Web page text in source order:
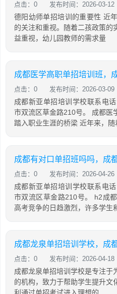
点击：0 发布时间：2026-03-12
德阳幼师单招培训的重要性 近
的关注和重视。随着二孩政策的
益重视，幼儿园教师的需求量
成都医学高职单招培训班，
点击：0 发布时间：2026-03-09
成都新亚单招培训学校联系电
市双流区草金路210号。 成都医
踏入职业生涯的桥梁 近年来，随
点击：0 发布时间：2026-04-26
成都新亚单招培训学校联系电
市双流区草金路210号。 h2成
高考竞争的日趋激烈，许多学生
成都龙泉单招培训学校，成
点击：0 发布时间：2026-04-18
成都龙泉单招培训学校是专注于
的机构，致力于帮助学生提升文